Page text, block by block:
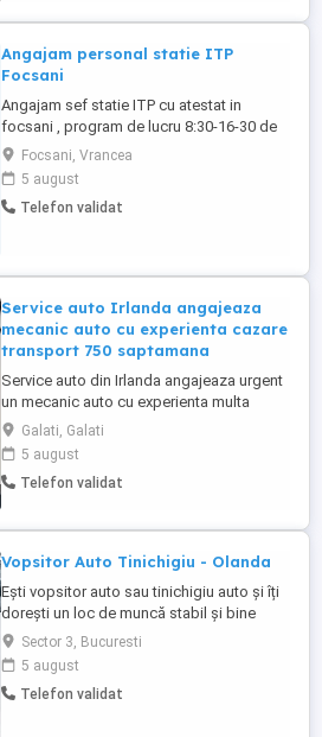
Angajam personal statie ITP
Focsani
Angajam sef statie ITP cu atestat in
focsani , program de lucru 8:30-16-30 de
luni - vineri si ocazional sambata
Focsani, Vrancea
5 august
Telefon validat
Service auto Irlanda angajeaza
mecanic auto cu experienta cazare
transport 750 saptamana
Service auto din Irlanda angajeaza urgent
un mecanic auto cu experienta multa
salariu atractiv intre 650 si 750 euro pe
saptamana pentru persoana potrivita se
asigura cazarea actele platite si bilet avion
dupa proba de lucru se cere seriozitate
Detalii ...
Galati, Galati
5 august
Telefon validat
Vopsitor Auto Tinichigiu - Olanda
Ești vopsitor auto sau tinichigiu auto și îți
dorești un loc de muncă stabil și bine
plătit în Olanda? Alătură-te echipei noastre
și lucrează pe termen lung în service-uri
moderne și reprezentanțe auto cunoscute!
Poziții disponibile: 1. Tinichigiu auto 2.
Sector 3, Bucuresti
5 august
Telefon validat